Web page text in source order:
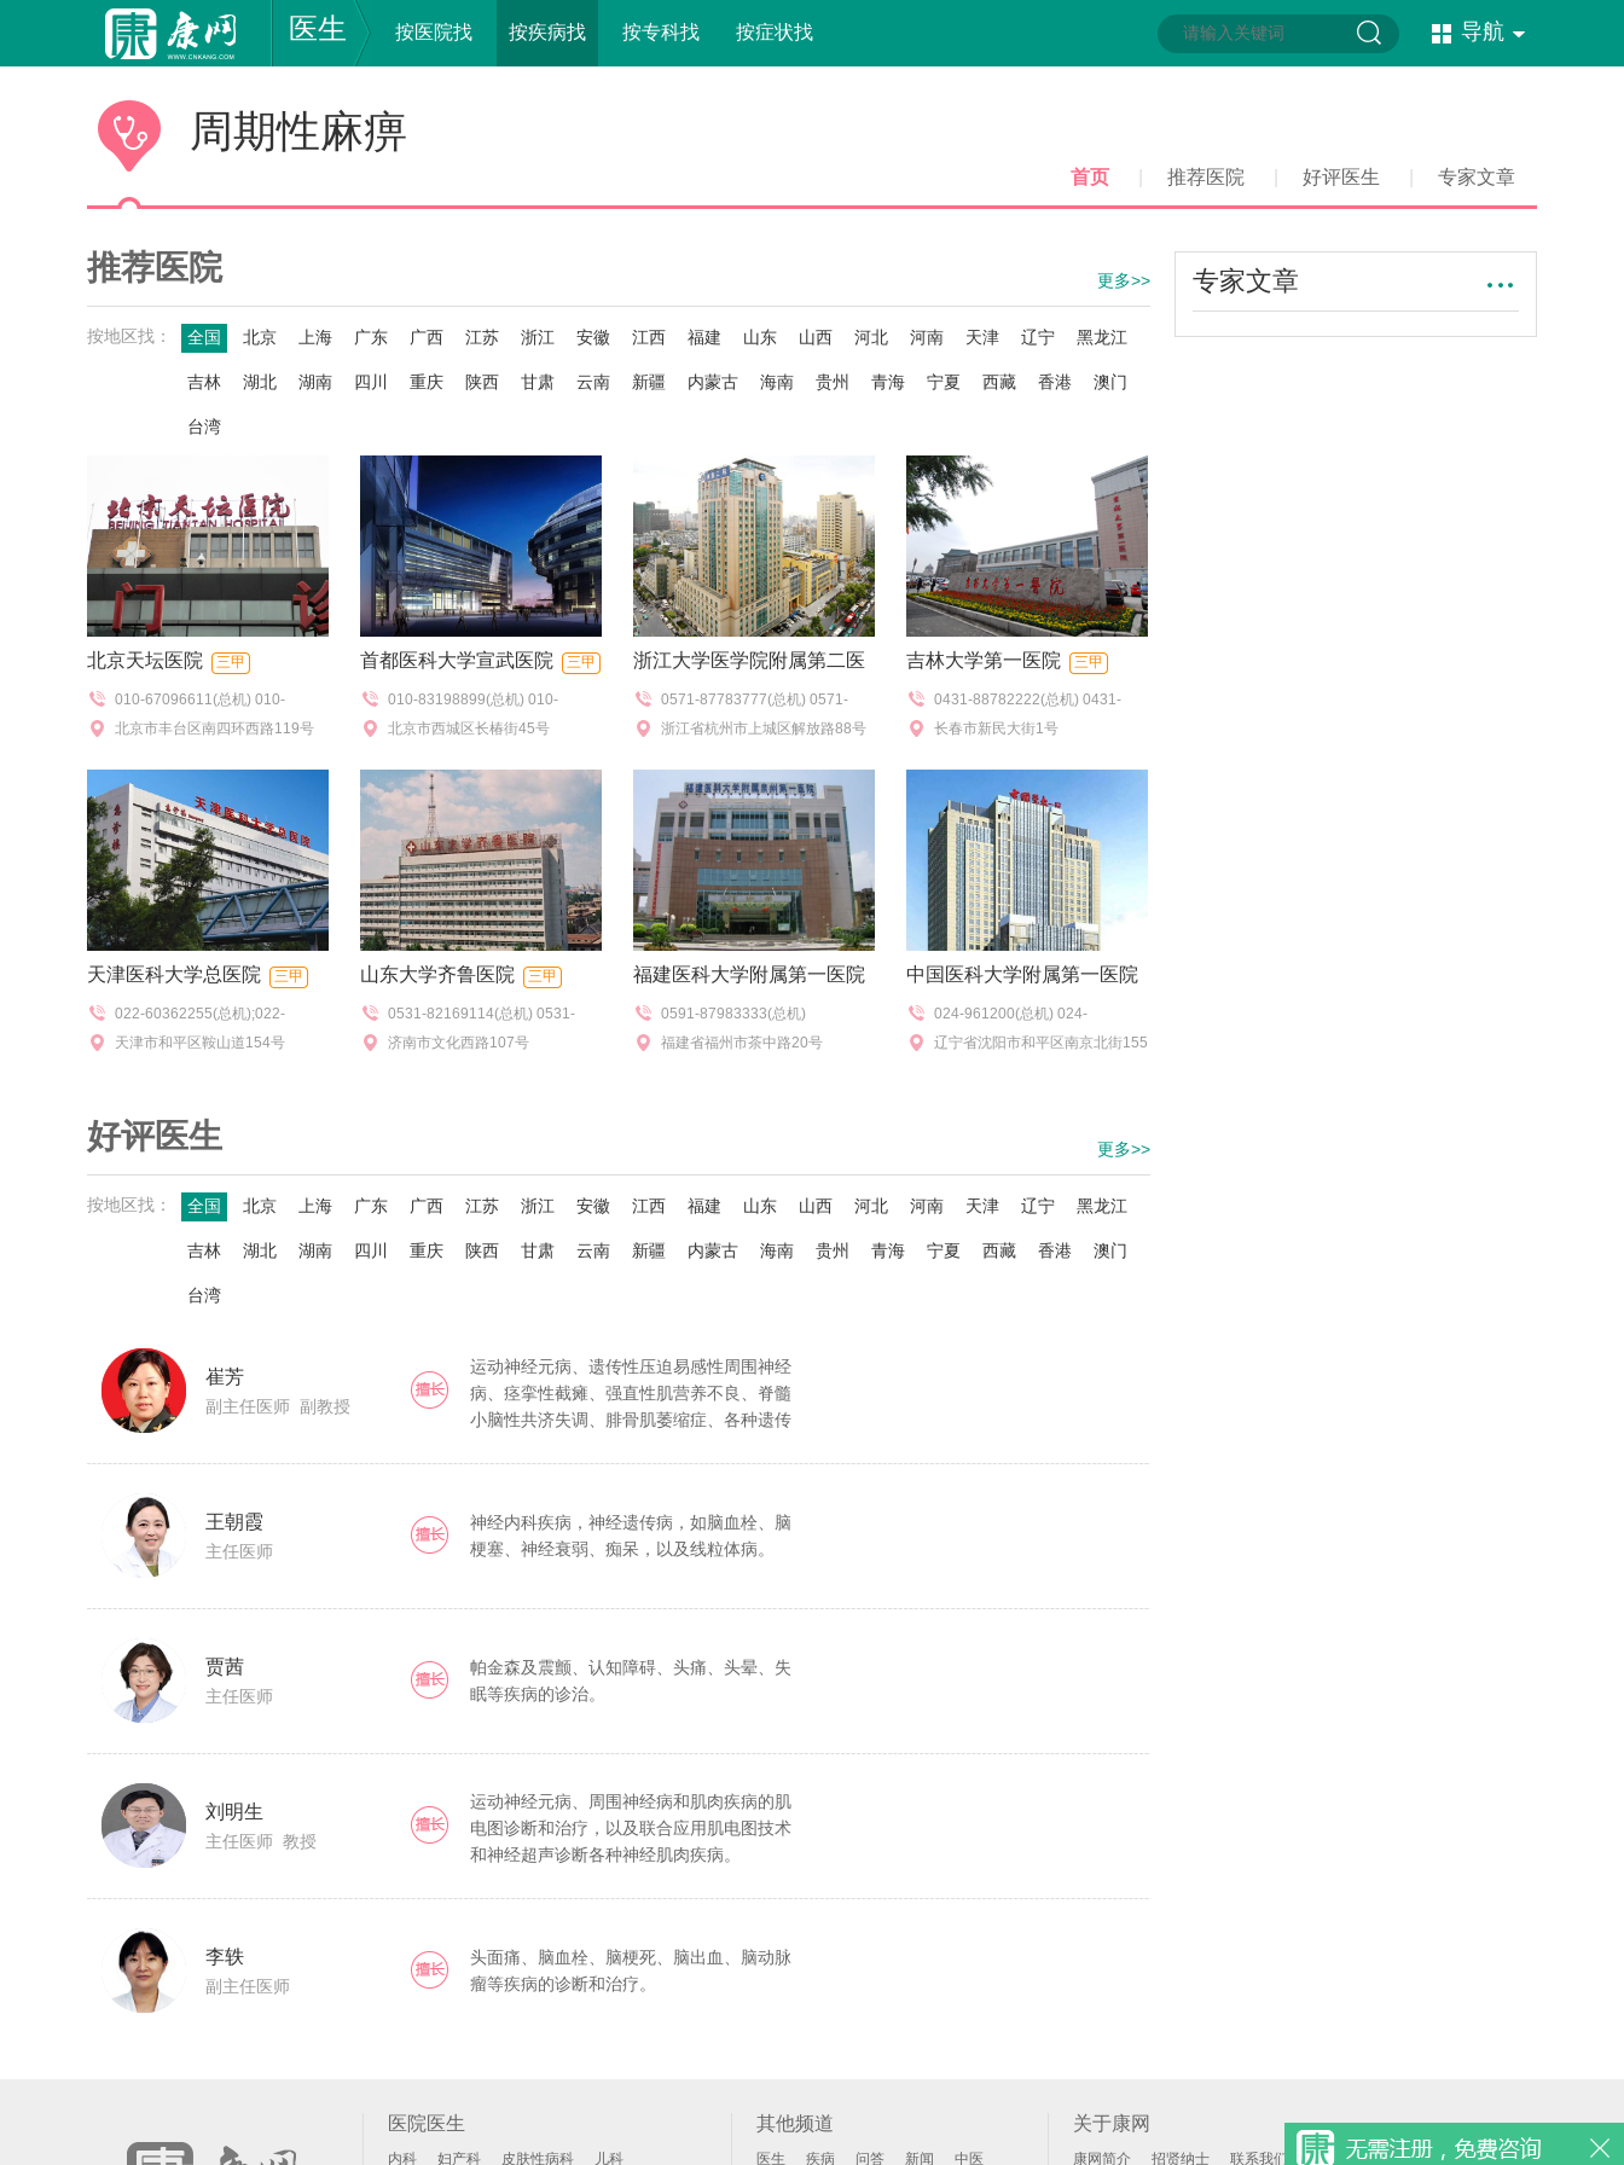
医生 按医院找 按疾病找 按专科找 按症状找 导航
周期性麻痹
首页 推荐医院 好评医生 专家文章
推荐医院 更多>>
按地区找： 全国 北京 上海 广东 广西 江苏 浙江 安徽 江西 福建 山东 山西 河北 河南 天津 辽宁 黑龙江
吉林 湖北 湖南 四川 重庆 陕西 甘肃 云南 新疆 内蒙古 海南 贵州 青海 宁夏 西藏 香港 澳门
台湾
北京天坛医院 三甲
010-67096611(总机) 010-
114(预约挂号),010-
咨询),010-67098577(特需门
诊),010-67096802(门诊办)
北京市丰台区南四环西路119号
首都医科大学宣武医院 三甲
010-83198899(总机) 010-
114(预约挂号),010-83198370(挂
诊),010-83198277(咨询电话)
北京市西城区长椿街45号
浙江大学医学院附属第二医
院 0571-87783777(总机) 0571-
87077272(查号),0571-
浙江省杭州市上城区解放路88号
吉林大学第一医院 三甲
0431-88782222(总机) 0431-
85612345(院服务台),0431-
84808114(分院)
长春市新民大街1号
天津医科大学总医院 三甲
022-60362255(总机);022-
60361301/1365(预约)
天津市和平区鞍山道154号
山东大学齐鲁医院 三甲
0531-82169114(总机) 0531-
82169305(急救)
济南市文化西路107号
福建医科大学附属第一医院
三甲
0591-87983333(总机)
福建省福州市茶中路20号
中国医科大学附属第一医院
三甲
024-961200(总机) 024-
83283888/2888(综合服务台)
辽宁省沈阳市和平区南京北街155
好评医生 更多>>
按地区找： 全国 北京 上海 广东 广西 江苏 浙江 安徽 江西 福建 山东 山西 河北 河南 天津 辽宁 黑龙江
吉林 湖北 湖南 四川 重庆 陕西 甘肃 云南 新疆 内蒙古 海南 贵州 青海 宁夏 西藏 香港 澳门
台湾
崔芳
副主任医师 副教授
运动神经元病、遗传性压迫易感性周围神经
病、痉挛性截瘫、强直性肌营养不良、脊髓
小脑性共济失调、腓骨肌萎缩症、各种遗传
王朝霞
主任医师
神经内科疾病，神经遗传病，如脑血栓、脑
梗塞、神经衰弱、痴呆，以及线粒体病。
贾茜
主任医师
帕金森及震颤、认知障碍、头痛、头晕、失
眠等疾病的诊治。
刘明生
主任医师 教授
运动神经元病、周围神经病和肌肉疾病的肌
电图诊断和治疗，以及联合应用肌电图技术
和神经超声诊断各种神经肌肉疾病。
李轶
副主任医师
头面痛、脑血栓、脑梗死、脑出血、脑动脉
瘤等疾病的诊断和治疗。
专家文章
医院医生
内科 妇产科 皮肤性病科 儿科
其他频道
医生 疾病 问答 新闻 中医
关于康网
康网简介 招贤纳士 联系我们